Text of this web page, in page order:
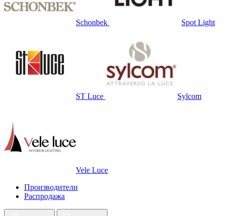
Schonbek Spot Light
ST Luce Sylcom
Vele Luce
Производители
Распродажа